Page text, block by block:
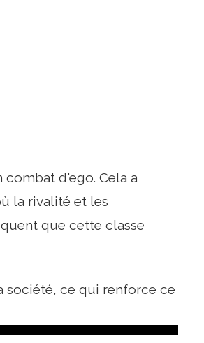
d'ego. Cela a
la rivalité et les
que cette classe
société, ce qui renforce ce